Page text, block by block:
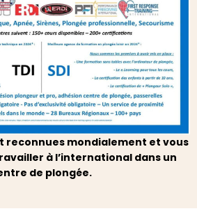
reconnues mondialement et vous
à l’international dans un
de plongée.